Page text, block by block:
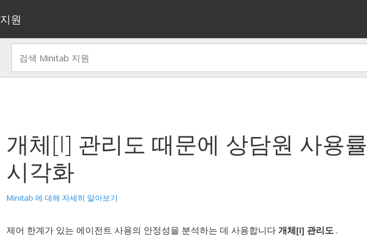
지원
개체[I] 관리도 때문에 상담원 사용률
시각화
Minitab 에 대해 자세히 알아보기
제어 한계가 있는 에이전트 사용의 안정성을 분석하는 데 사용합니다 개체[I] 관리도 .